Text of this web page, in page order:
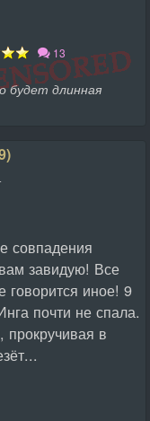
13
будет длинная
совпадения
завидую! Все
говорится иное! 9
почти не спала.
прокручивая в